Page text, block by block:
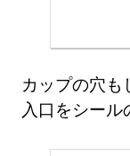
カップの穴も
入口をシール